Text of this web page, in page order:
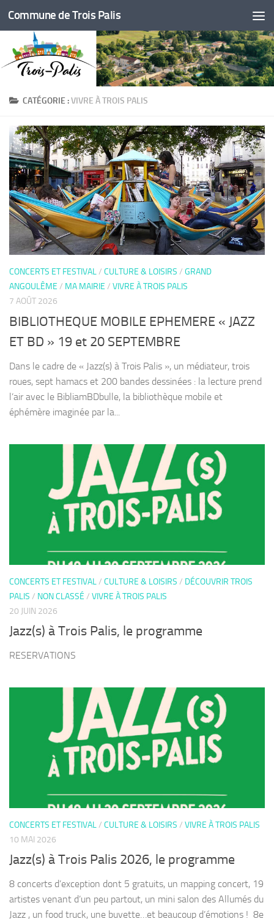
Skip to content
Commune de Trois Palis
CATÉGORIE :VIVRE À TROIS PALIS
CONCERTS ET FESTIVAL/ CULTURE & LOISIRS / GRAND
ANGOULÊME / MA MAIRIE / VIVRE À TROIS PALIS
7 AOÛT 2026
BIBLIOTHEQUE MOBILE EPHEMERE « JAZZ
ET BD » 19 et 20 SEPTEMBRE
Dans le cadre de « Jazz(s) à Trois Palis », un médiateur, trois
roues, sept hamacs et 200 bandes dessinées : la lecture prend
l’air avec le BibliamBDbulle, la bibliothèque mobile et
éphémère imaginée par la...
CONCERTS ET FESTIVAL/ CULTURE & LOISIRS / DÉCOUVRIR TROIS
PALIS / NON CLASSÉ / VIVRE À TROIS PALIS
20 JUIN 2026
Jazz(s) à Trois Palis, le programme
RESERVATIONS
CONCERTS ET FESTIVAL/ CULTURE & LOISIRS / VIVRE À TROIS PALIS
10 MAI 2026
Jazz(s) à Trois Palis 2026, le programme
8 concerts d’exception dont 5 gratuits, un mapping concert, 19
artistes venant d’un peu partout, un mini salon des Allumés du
Jazz , un food truck, une buvette…et beaucoup d’émotions ! ​ 8e